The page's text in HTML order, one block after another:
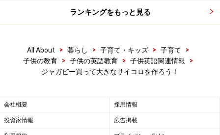
ランキングをもっと見る
All About > 暮らし > 子育て・キッズ > 子育て
>
子供の教育
> 子供の英語教育 > 子供英語関連情報
>
ジャガビー買って大きなサイコロを作ろう！
会社概要 採用情報
投資家情報 広告掲載